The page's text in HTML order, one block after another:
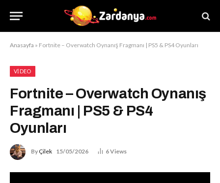
Anasayfa » Fortnite – Overwatch Oynanış Fragmanı | PS5 & PS4 Oyunları
VIDEO
Fortnite – Overwatch Oynanış
Fragmanı | PS5 & PS4
Oyunları
By Çilek 15/05/2026 6Views